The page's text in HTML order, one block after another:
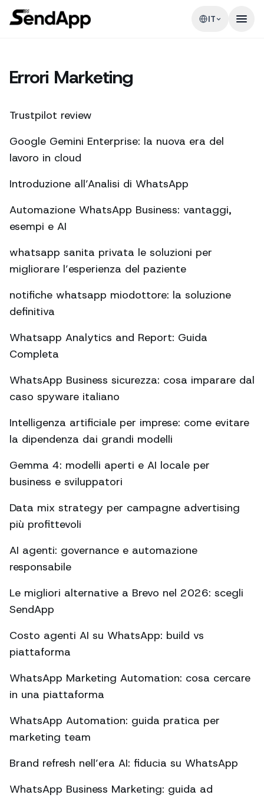
IT
Errori Marketing
Trustpilot review
Google Gemini Enterprise: la nuova era del
lavoro in cloud
Introduzione all’Analisi di WhatsApp
Automazione WhatsApp Business: vantaggi,
esempi e AI
whatsapp sanita privata le soluzioni per
migliorare l’esperienza del paziente
notifiche whatsapp miodottore: la soluzione
definitiva
Whatsapp Analytics and Report: Guida
Completa
WhatsApp Business sicurezza: cosa imparare dal
caso spyware italiano
Intelligenza artificiale per imprese: come evitare
la dipendenza dai grandi modelli
Gemma 4: modelli aperti e AI locale per
business e sviluppatori
Data mix strategy per campagne advertising
più profittevoli
AI agenti: governance e automazione
responsabile
Le migliori alternative a Brevo nel 2026: scegli
SendApp
Costo agenti AI su WhatsApp: build vs
piattaforma
WhatsApp Marketing Automation: cosa cercare
in una piattaforma
WhatsApp Automation: guida pratica per
marketing team
Brand refresh nell’era AI: fiducia su WhatsApp
WhatsApp Business Marketing: guida ad